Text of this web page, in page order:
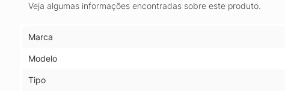
Veja algumas informações encontradas sobre este produto.
Marca
Modelo
Tipo